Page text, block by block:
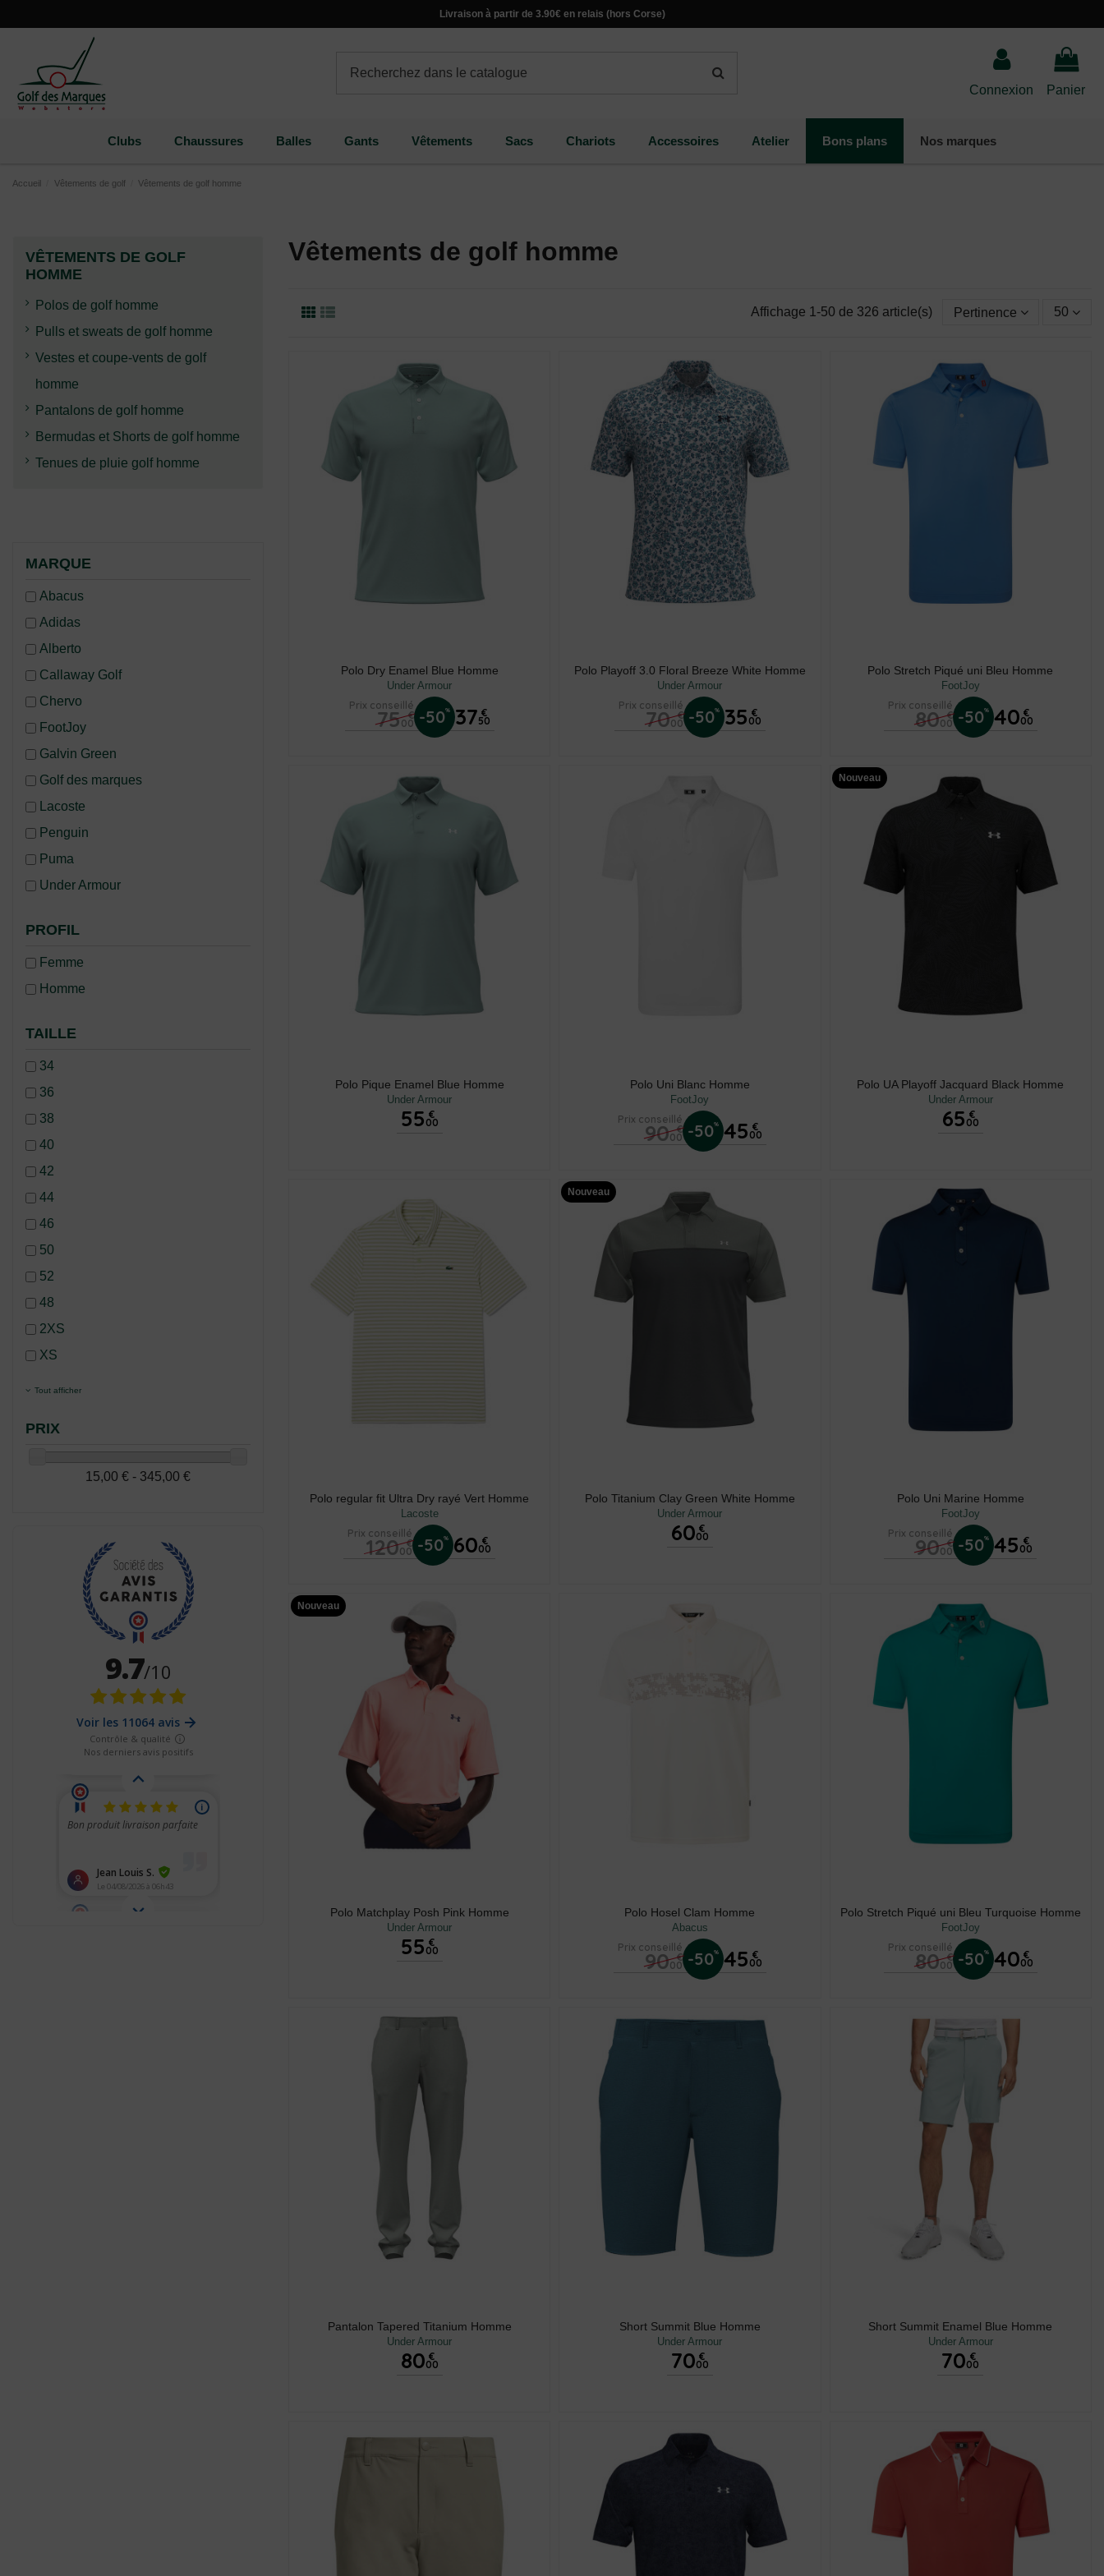
Livraison à partir de 3.90€ en relais (hors Corse)
Connexion Panier
Clubs Chaussures Balles Gants Vêtements Sacs Chariots Accessoires Atelier Bons plans Nos marques
Accueil Vêtements de golf Vêtements de golf homme
Vêtements de golf homme
Affichage 1-50 de 326 article(s) Pertinence 50
Polo Dry Enamel Blue Homme
Under Armour
Prix conseillé
75 €
00 -50% 37 €
50
Polo Playoff 3.0 Floral Breeze White Homme
Under Armour
Prix conseillé
70 €
00 -50% 35 €
00
Polo Stretch Piqué uni Bleu Homme
FootJoy
Prix conseillé
80 €
00 -50% 40 €
00
Polo Pique Enamel Blue Homme
Under Armour
55 €
00
Polo Uni Blanc Homme
FootJoy
Prix conseillé
90 €
00 -50% 45 €
00
Nouveau
Polo UA Playoff Jacquard Black Homme
Under Armour
65 €
00
Polo regular fit Ultra Dry rayé Vert Homme
Lacoste
Prix conseillé
120 €
00 -50% 60 €
00
Nouveau
Polo Titanium Clay Green White Homme
Under Armour
60 €
00
Polo Uni Marine Homme
FootJoy
Prix conseillé
90 €
00 -50% 45 €
00
Nouveau
Polo Matchplay Posh Pink Homme
Under Armour
55 €
00
Polo Hosel Clam Homme
Abacus
Prix conseillé
90 €
00 -50% 45 €
00
Polo Stretch Piqué uni Bleu Turquoise Homme
FootJoy
Prix conseillé
80 €
00 -50% 40 €
00
Pantalon Tapered Titanium Homme
Under Armour
80 €
00
Short Summit Blue Homme
Under Armour
70 €
00
Short Summit Enamel Blue Homme
Under Armour
70 €
00
VÊTEMENTS DE GOLF
HOMME
Polos de golf homme
Pulls et sweats de golf homme
Vestes et coupe-vents de golf
homme
Pantalons de golf homme
Bermudas et Shorts de golf homme
Tenues de pluie golf homme
MARQUE
Abacus
Adidas
Alberto
Callaway Golf
Chervo
FootJoy
Galvin Green
Golf des marques
Lacoste
Penguin
Puma
Under Armour
PROFIL
Femme
Homme
TAILLE
34
36
38
40
42
44
46
50
52
48
2XS
XS
Tout afficher
PRIX
15,00 € - 345,00 €